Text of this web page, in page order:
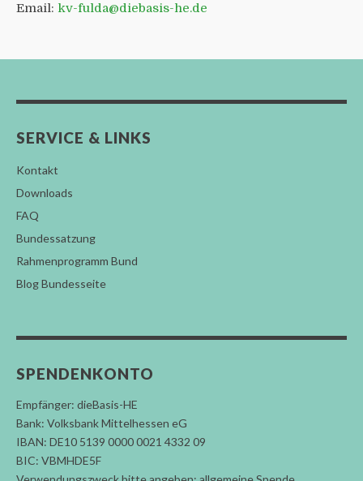
Email: kv-fulda@diebasis-he.de
SERVICE & LINKS
Kontakt
Downloads
FAQ
Bundessatzung
Rahmenprogramm Bund
Blog Bundesseite
SPENDENKONTO
Empfänger: dieBasis-HE
Bank: Volksbank Mittelhessen eG
IBAN: DE10 5139 0000 0021 4332 09
BIC: VBMHDE5F